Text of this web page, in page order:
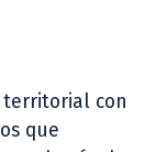
territorial con
que